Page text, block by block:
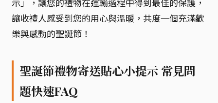
讓收禮人感受到您的用心與溫暖，共度一個充滿歡
樂與感動的聖誕節！
聖誕節禮物寄送貼心小提示 常見問
題快速FAQ